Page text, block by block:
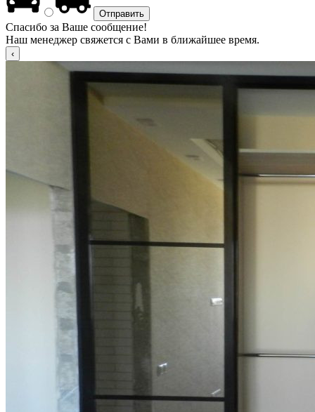
Спасибо за Ваше сообщение!
Наш менеджер свяжется с Вами в ближайшее время.